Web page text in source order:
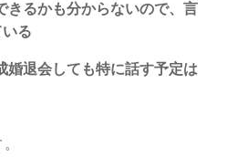
きるかも分からないので、言
る
婚退会しても特に話す予定は